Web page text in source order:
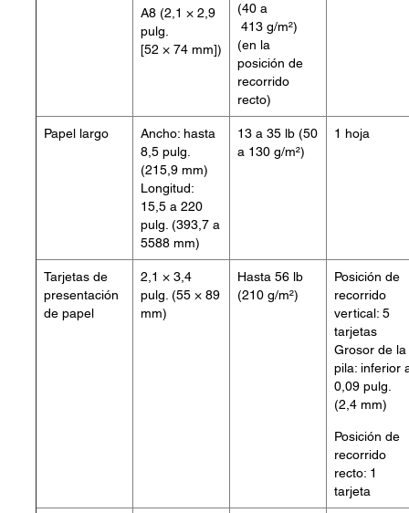
(40 a
413 g/m²)
(en la
posición de
recorrido
recto)
A8 (2,1 × 2,9
pulg.
[52 × 74 mm])
Papel largo
Ancho: hasta
8,5 pulg.
(215,9 mm)
Longitud:
15,5 a 220
pulg. (393,7 a
5588 mm)
13 a 35 lb (50
a 130 g/m²)
1 hoja
Tarjetas de
presentación
de papel
2,1 × 3,4
pulg. (55 × 89
mm)
Hasta 56 lb
(210 g/m²)
Posición de
recorrido
vertical: 5
tarjetas
Grosor de la
pila: inferior
0,09 pulg.
(2,4 mm)
Posición de
recorrido
recto: 1
tarjeta